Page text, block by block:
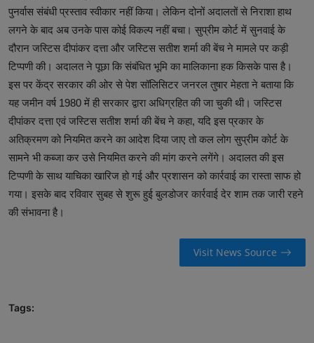
पुनर्वास संबंधी प्रस्ताव स्वीकार नहीं किया। लेकिन दोनों अदालतों से निराशा हाथ
लगने के बाद अब उनके पास कोई विकल्प नहीं बचा। सुप्रीम कोर्ट में सुनवाई के
दौरान जस्टिस दीपांकर दत्ता और जस्टिस सतीश शर्मा की बेंच ने मामले पर कड़ी
टिप्पणी की। अदालत ने पूछा कि संबंधित भूमि का मालिकाना हक किसके पास है।
इस पर केंद्र सरकार की ओर से पेश सॉलिसिटर जनरल तुषार मेहता ने बताया कि
यह जमीन वर्ष 1980 में ही सरकार द्वारा अधिग्रहित की जा चुकी थी। जस्टिस
दीपांकर दत्ता एवं जस्टिस सतीश शर्मा की बेंच ने कहा, यदि इस प्रकार के
अतिक्रमण को नियमित करने का आदेश दिया जाए तो कल लोग सुप्रीम कोर्ट के
सामने भी कब्जा कर उसे नियमित करने की मांग करने लगेंगे। अदालत की इस
टिप्पणी के साथ याचिका खारिज हो गई और प्रशासन को कार्रवाई का रास्ता साफ हो
गया। इसके बाद रविवार सुबह से शुरू हुई बुलडोजर कार्रवाई देर शाम तक जारी रहने
की संभावना है।
Visit News Source
Tags: